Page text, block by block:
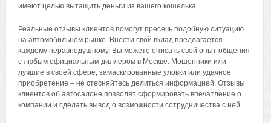
имеют целью вытащить деньги из вашего кошелька.
Реальные отзывы клиентов помогут пресечь подобную ситуацию
на автомобильном рынке. Внести свой вклад предлагается
каждому неравнодушному. Вы можете описать свой опыт общения
с любым официальным диллером в Москве. Мошенники или
лучшие в своей сфере, замаскированные уловки или удачное
приобретение – не стесняйтесь делиться информацией. Отзывы
клиентов об автосалоне позволят сформировать впечатление о
компании и сделать вывод о возможности сотрудничества с ней.